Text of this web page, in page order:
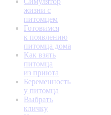
жизни с
питомцем
Готовимся
к появлению
питомца дома
Как взять
питомца
из приюта
Беременность
у питомца
Выбрать
кличку